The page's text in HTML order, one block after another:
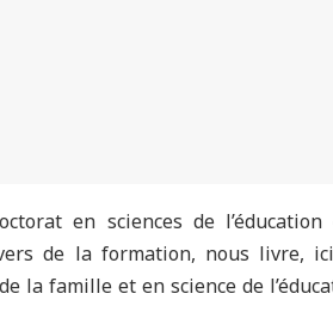
en sciences de
de la formation, nous livre,
la famille et en science de